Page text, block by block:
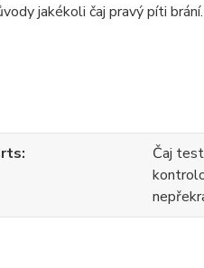
jakékoli čaj pravý píti
Čaj